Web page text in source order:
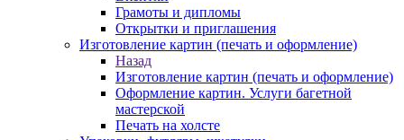
Грамоты и дипломы
Открытки и приглашения
Изготовление картин (печать и оформление)
Назад
Изготовление картин (печать и оформление)
Оформление картин. Услуги багетной
мастерской
Печать на холсте